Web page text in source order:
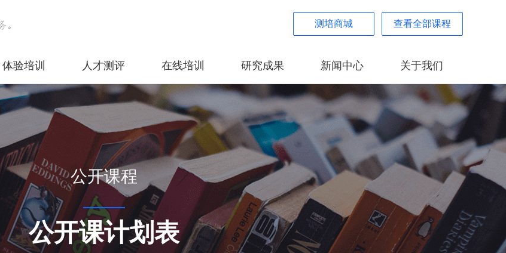
测培商城 查看全部课程
体验培训 人才测评 在线培训 研究成果 新闻中心 关于我们
公开课程
公开课计划表